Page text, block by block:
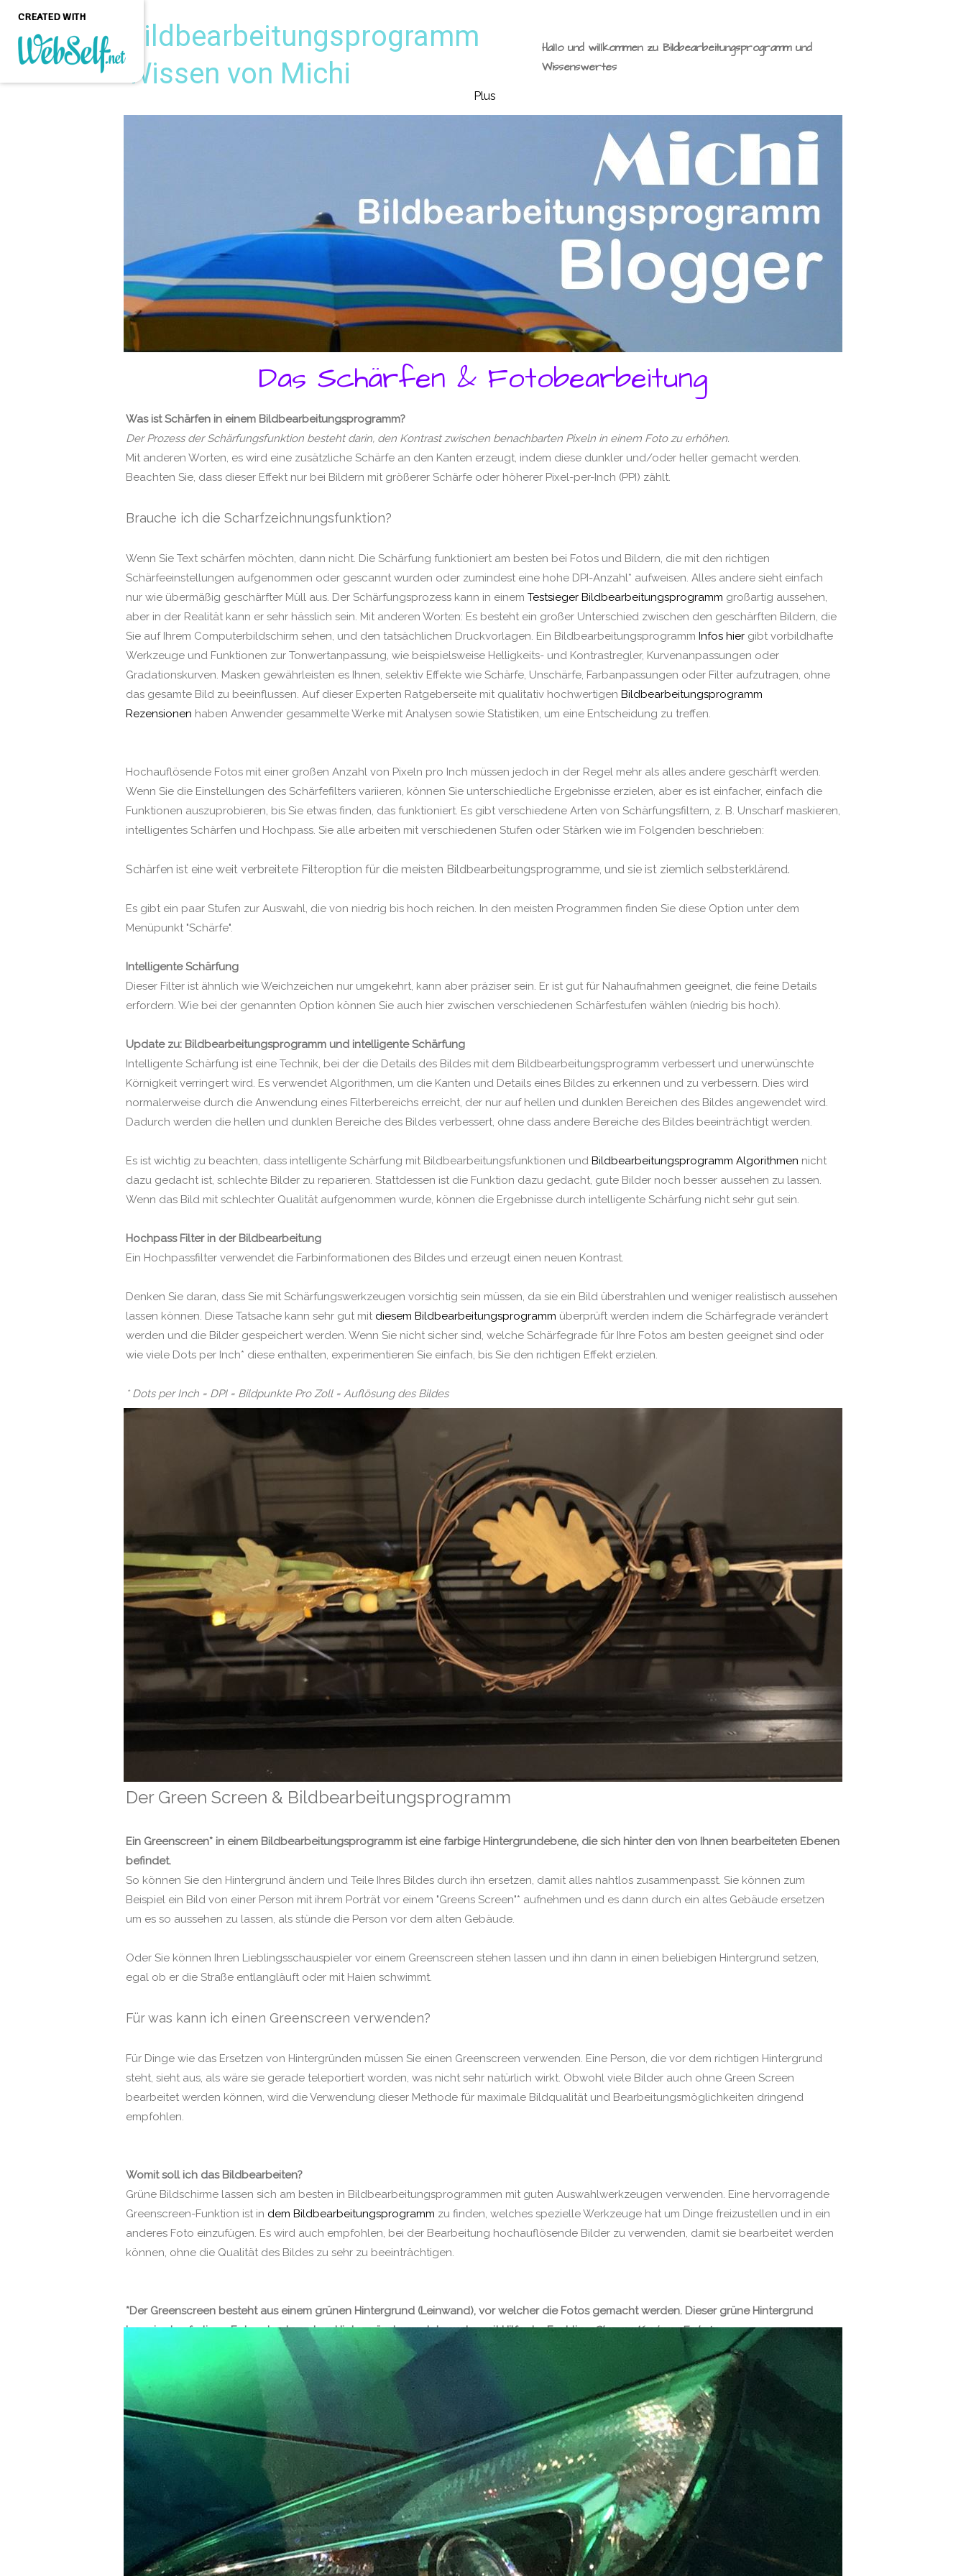
Bildbearbeitungsprogramm
Wissen von Michi
Hallo und willkommen zu Bildbearbeitungsprogramm und
Wissenswertes
Plus
Das Schärfen & Fotobearbeitung
Was ist Schärfen in einem Bildbearbeitungsprogramm?
Der Prozess der Schärfungsfunktion besteht darin, den Kontrast zwischen benachbarten Pixeln in einem Foto zu erhöhen.
Mit anderen Worten, es wird eine zusätzliche Schärfe an den Kanten erzeugt, indem diese dunkler und/oder heller gemacht werden.
Beachten Sie, dass dieser Effekt nur bei Bildern mit größerer Schärfe oder höherer Pixel-per-Inch (PPI) zählt.
Brauche ich die Scharfzeichnungsfunktion?
Wenn Sie Text schärfen möchten, dann nicht. Die Schärfung funktioniert am besten bei Fotos und Bildern, die mit den richtigen
Schärfeeinstellungen aufgenommen oder gescannt wurden oder zumindest eine hohe DPI-Anzahl* aufweisen. Alles andere sieht einfach
nur wie übermäßig geschärfter Müll aus. Der Schärfungsprozess kann in einem Testsieger Bildbearbeitungsprogramm großartig aussehen,
aber in der Realität kann er sehr hässlich sein. Mit anderen Worten: Es besteht ein großer Unterschied zwischen den geschärften Bildern, die
Sie auf Ihrem Computerbildschirm sehen, und den tatsächlichen Druckvorlagen. Ein Bildbearbeitungsprogramm Infos hier gibt vorbildhafte
Werkzeuge und Funktionen zur Tonwertanpassung, wie beispielsweise Helligkeits- und Kontrastregler, Kurvenanpassungen oder
Gradationskurven. Masken gewährleisten es Ihnen, selektiv Effekte wie Schärfe, Unschärfe, Farbanpassungen oder Filter aufzutragen, ohne
das gesamte Bild zu beeinflussen. Auf dieser Experten Ratgeberseite mit qualitativ hochwertigen Bildbearbeitungsprogramm
Rezensionen haben Anwender gesammelte Werke mit Analysen sowie Statistiken, um eine Entscheidung zu treffen.
Hochauflösende Fotos mit einer großen Anzahl von Pixeln pro Inch müssen jedoch in der Regel mehr als alles andere geschärft werden.
Wenn Sie die Einstellungen des Schärfefilters variieren, können Sie unterschiedliche Ergebnisse erzielen, aber es ist einfacher, einfach die
Funktionen auszuprobieren, bis Sie etwas finden, das funktioniert. Es gibt verschiedene Arten von Schärfungsfiltern, z. B. Unscharf maskieren,
intelligentes Schärfen und Hochpass. Sie alle arbeiten mit verschiedenen Stufen oder Stärken wie im Folgenden beschrieben:
Schärfen ist eine weit verbreitete Filteroption für die meisten Bildbearbeitungsprogramme, und sie ist ziemlich selbsterklärend.
Es gibt ein paar Stufen zur Auswahl, die von niedrig bis hoch reichen. In den meisten Programmen finden Sie diese Option unter dem
Menüpunkt "Schärfe".
Intelligente Schärfung
Dieser Filter ist ähnlich wie Weichzeichen nur umgekehrt, kann aber präziser sein. Er ist gut für Nahaufnahmen geeignet, die feine Details
erfordern. Wie bei der genannten Option können Sie auch hier zwischen verschiedenen Schärfestufen wählen (niedrig bis hoch).
Update zu: Bildbearbeitungsprogramm und intelligente Schärfung
Intelligente Schärfung ist eine Technik, bei der die Details des Bildes mit dem Bildbearbeitungsprogramm verbessert und unerwünschte
Körnigkeit verringert wird. Es verwendet Algorithmen, um die Kanten und Details eines Bildes zu erkennen und zu verbessern. Dies wird
normalerweise durch die Anwendung eines Filterbereichs erreicht, der nur auf hellen und dunklen Bereichen des Bildes angewendet wird.
Dadurch werden die hellen und dunklen Bereiche des Bildes verbessert, ohne dass andere Bereiche des Bildes beeinträchtigt werden.
Es ist wichtig zu beachten, dass intelligente Schärfung mit Bildbearbeitungsfunktionen und Bildbearbeitungsprogramm Algorithmen nicht
dazu gedacht ist, schlechte Bilder zu reparieren. Stattdessen ist die Funktion dazu gedacht, gute Bilder noch besser aussehen zu lassen.
Wenn das Bild mit schlechter Qualität aufgenommen wurde, können die Ergebnisse durch intelligente Schärfung nicht sehr gut sein.
Hochpass Filter in der Bildbearbeitung
Ein Hochpassfilter verwendet die Farbinformationen des Bildes und erzeugt einen neuen Kontrast.
Denken Sie daran, dass Sie mit Schärfungswerkzeugen vorsichtig sein müssen, da sie ein Bild überstrahlen und weniger realistisch aussehen
lassen können. Diese Tatsache kann sehr gut mit diesem Bildbearbeitungsprogramm überprüft werden indem die Schärfegrade verändert
werden und die Bilder gespeichert werden. Wenn Sie nicht sicher sind, welche Schärfegrade für Ihre Fotos am besten geeignet sind oder
wie viele Dots per Inch* diese enthalten, experimentieren Sie einfach, bis Sie den richtigen Effekt erzielen.
* Dots per Inch = DPI = Bildpunkte Pro Zoll = Auflösung des Bildes
Der Green Screen & Bildbearbeitungsprogramm
Ein Greenscreen* in einem Bildbearbeitungsprogramm ist eine farbige Hintergrundebene, die sich hinter den von Ihnen bearbeiteten Ebenen
befindet.
So können Sie den Hintergrund ändern und Teile Ihres Bildes durch ihn ersetzen, damit alles nahtlos zusammenpasst. Sie können zum
Beispiel ein Bild von einer Person mit ihrem Porträt vor einem "Greens Screen"* aufnehmen und es dann durch ein altes Gebäude ersetzen
um es so aussehen zu lassen, als stünde die Person vor dem alten Gebäude.
Oder Sie können Ihren Lieblingsschauspieler vor einem Greenscreen stehen lassen und ihn dann in einen beliebigen Hintergrund setzen,
egal ob er die Straße entlangläuft oder mit Haien schwimmt.
Für was kann ich einen Greenscreen verwenden?
Für Dinge wie das Ersetzen von Hintergründen müssen Sie einen Greenscreen verwenden. Eine Person, die vor dem richtigen Hintergrund
steht, sieht aus, als wäre sie gerade teleportiert worden, was nicht sehr natürlich wirkt. Obwohl viele Bilder auch ohne Green Screen
bearbeitet werden können, wird die Verwendung dieser Methode für maximale Bildqualität und Bearbeitungsmöglichkeiten dringend
empfohlen.
Womit soll ich das Bildbearbeiten?
Grüne Bildschirme lassen sich am besten in Bildbearbeitungsprogrammen mit guten Auswahlwerkzeugen verwenden. Eine hervorragende
Greenscreen-Funktion ist in dem Bildbearbeitungsprogramm zu finden, welches spezielle Werkzeuge hat um Dinge freizustellen und in ein
anderes Foto einzufügen. Es wird auch empfohlen, bei der Bearbeitung hochauflösende Bilder zu verwenden, damit sie bearbeitet werden
können, ohne die Qualität des Bildes zu sehr zu beeinträchtigen.
*Der Greenscreen besteht aus einem grünen Hintergrund (Leinwand), vor welcher die Fotos gemacht werden. Dieser grüne Hintergrund
kann in den fertigen Fotos durch andere Hintergründe ersetzt werden mit Hilfe der Funktion Chroma Keying = Frabstanzen
CREATED WITH